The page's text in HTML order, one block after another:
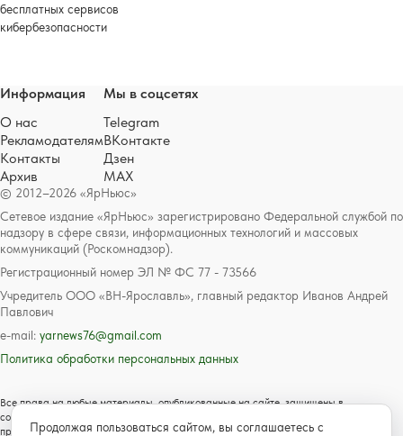
бесплатных сервисов
кибербезопасности
© 2012–2026 «ЯрНьюс»
Сетевое издание «ЯрНьюс» зарегистрировано Федеральной службой по
надзору в сфере связи, информационных технологий и массовых
коммуникаций (Роскомнадзор).
Регистрационный номер ЭЛ № ФС 77 - 73566
Учредитель ООО «ВН-Ярославль», главный редактор Иванов Андрей
Павлович
e-mail: yarnews76@gmail.com
Политика обработки персональных данных
Все права на любые материалы, опубликованные на сайте, защищены в
соответствии с российским и международным законодательством об авторском
праве и смежных правах. Любое использование текстовых, фото, аудио и
Информация
О нас
Рекламодателям
Контакты
Архив
Мы в соцсетях
Telegram
ВКонтакте
Дзен
MAX
Продолжая пользоваться сайтом, вы соглашаетесь с